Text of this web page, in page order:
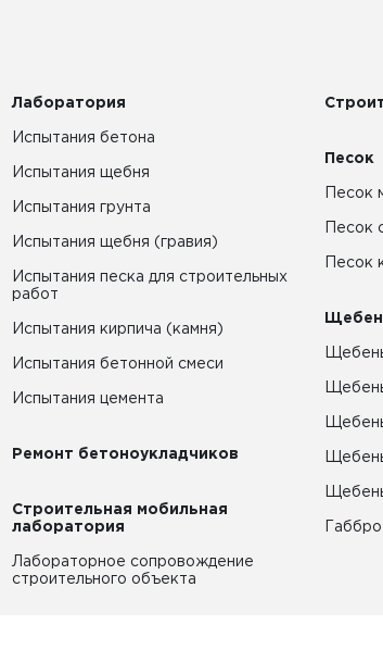
Лаборатория
Испытания бетона
Испытания щебня
Испытания грунта
Испытания щебня (гравия)
Испытания песка для строительных
работ
Испытания кирпича (камня)
Испытания бетонной смеси
Испытания цемента
Ремонт бетоноукладчиков
Строительная мобильная
лаборатория
Лабораторное сопровождение
строительного объекта
Песок
Песок
Песок
Песок